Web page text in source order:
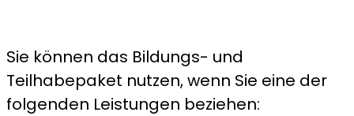
Sie können das Bildungs- und
Teilhabepaket nutzen, wenn Sie eine der
folgenden Leistungen beziehen: